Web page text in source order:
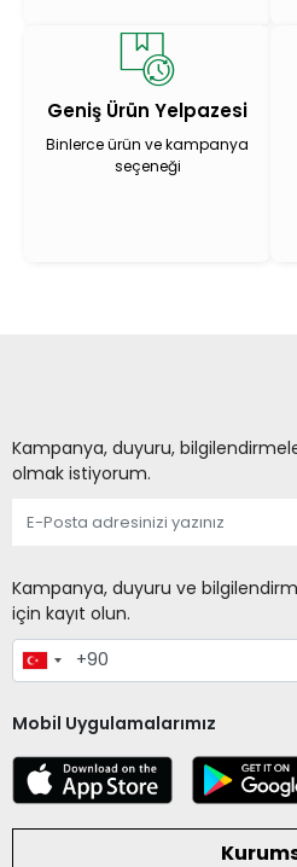
Geniş Ürün Yelpazesi
Binlerce ürün ve kampanya
seçeneği
Kampanya, duyuru,
olmak istiyorum.
Kampanya, duyuru ve
için kayıt olun.
Mobil Uygulamalarımız